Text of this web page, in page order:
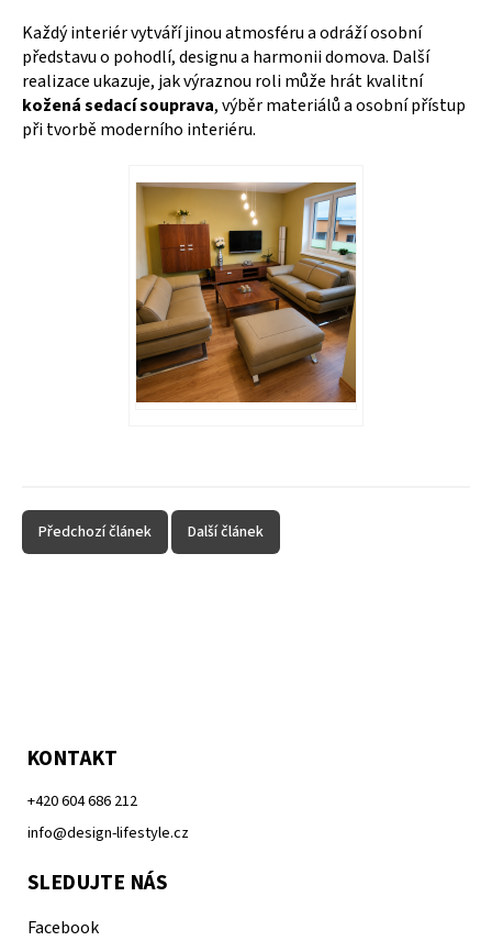
Každý interiér vytváří jinou atmosféru a odráží osobní
představu o pohodlí, designu a harmonii domova. Další
realizace ukazuje, jak výraznou roli může hrát kvalitní
kožená sedací souprava, výběr materiálů a osobní přístup
při tvorbě moderního interiéru.
Předchozí článek Další článek
KONTAKT
+420 604 686 212
info@design-lifestyle.cz
SLEDUJTE NÁS
Facebook